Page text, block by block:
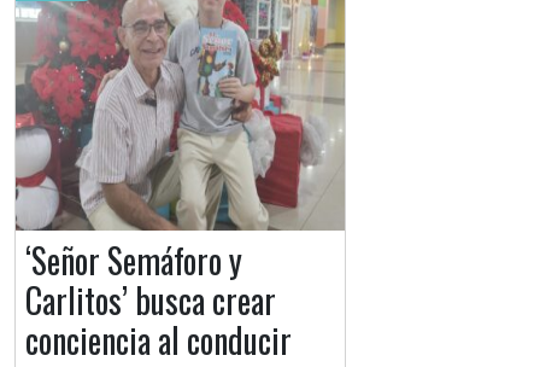
‘Señor Semáforo y
Carlitos’ busca crear
conciencia al conducir